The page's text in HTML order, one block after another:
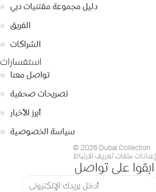
● دليل مجموعة مقتنيات دبي
● الفريق
● الشراكات
استفسارات
● تواصل معنا
● تصريحات صحفية
●
أبرز الأخبار
● سياسة الخصوصية
© 2026 Dubai Collection
إعدادات ملفات تعريف الارتباط
ابقوا على تواصل